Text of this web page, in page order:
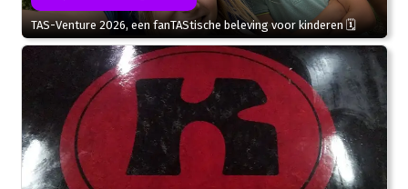
TAS-Venture 2026, een fanTAStische beleving voor kinderen 🗓